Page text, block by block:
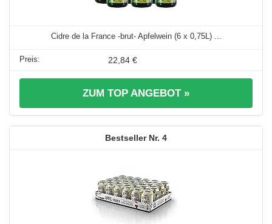
Cidre de la France -brut- Apfelwein (6 x 0,75L) ...
22,84 €
ZUM TOP ANGEBOT »
4